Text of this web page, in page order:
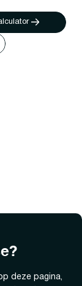
deze pagina,